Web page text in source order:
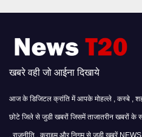
खबरे वही जो आईना दिखाये
आज के डिजिटल क्रांति में आपके मोहल्ले , कस्बे ,
छोटे जिले से जुडी खबरों जिसमें ताजातरीन खबरों के
, राजनीति , क्राइम और निगम से जुड़ी खबरें